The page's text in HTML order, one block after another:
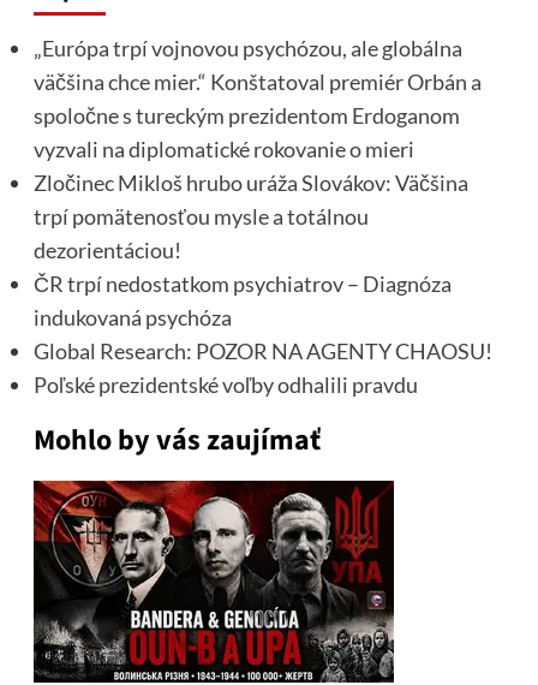
„Európa trpí vojnovou psychózou, ale globálna
väčšina chce mier.“ Konštatoval premiér Orbán a
spoločne s tureckým prezidentom Erdoganom
vyzvali na diplomatické rokovanie o mieri
Zločinec Mikloš hrubo uráža Slovákov: Väčšina
trpí pomätenosťou mysle a totálnou
dezorientáciou!
ČR trpí nedostatkom psychiatrov – Diagnóza
indukovaná psychóza
Global Research: POZOR NA AGENTY CHAOSU!
Poľské prezidentské voľby odhalili pravdu
Mohlo by vás zaujímať